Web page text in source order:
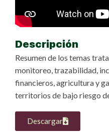
Descripción
Resumen de los temas
monitoreo, trazabilidad,
financieros, agricultura y
territorios de bajo riesgo
Descargar